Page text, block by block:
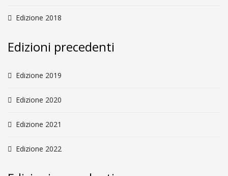
Edizione 2018
Edizioni precedenti
Edizione 2019
Edizione 2020
Edizione 2021
Edizione 2022